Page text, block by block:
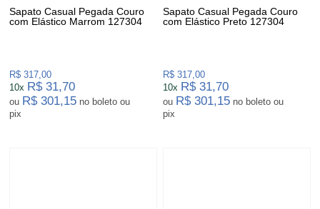
Sapato Casual Pegada Couro
com Elástico Marrom 127304
R$ 317,00
10x R$ 31,70
ou R$ 301,15 no boleto ou
pix
Sapato Casual Pegada Couro
com Elástico Preto 127304
R$ 317,00
10x R$ 31,70
ou R$ 301,15 no boleto ou
pix